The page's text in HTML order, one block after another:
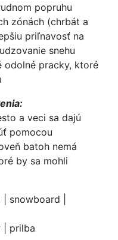
popruhu
zónách (chrbát a
priľnavosť na
snehu
odolné pracky, ktoré
a veci sa dajú
pomocou
batoh nemá
by sa mohli
snowboard |
| prilba